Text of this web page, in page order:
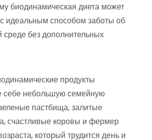
биодинамическая диета может
идеальным способом заботы об
без дополнительных
продукты
себе небольшую семейную
пастбища, залитые
счастливые коровы и фермер
который трудится день и